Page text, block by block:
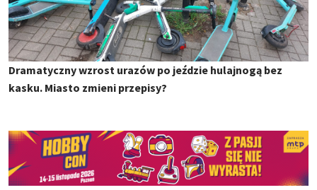
Dramatyczny wzrost urazów po jeździe hulajnogą bez
kasku. Miasto zmieni przepisy?